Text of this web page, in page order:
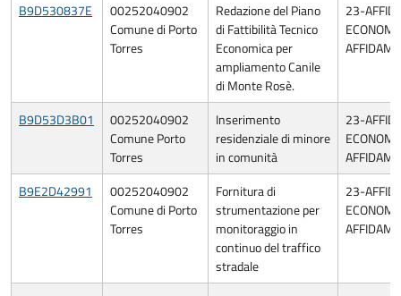
B9D530837E
00252040902
Comune di Porto
Torres
Redazione del Piano
di Fattibilità Tecnico
Economica per
ampliamento Canile
di Monte Rosè.
23-
B9D53D3B01
00252040902
Comune Porto
Torres
Inserimento
residenziale di minore
in comunità
23-
B9E2D42991
00252040902
Comune di Porto
Torres
Fornitura di
strumentazione per
monitoraggio in
continuo del traffico
stradale
23-